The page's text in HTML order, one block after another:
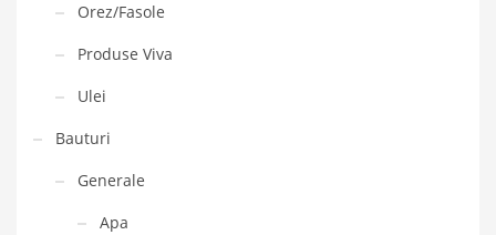
Orez/Fasole
Produse Viva
Ulei
Bauturi
Generale
Apa